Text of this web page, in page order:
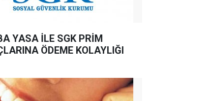
YASA İLE SGK PRİM
ÖDEME KOLAYLIĞI